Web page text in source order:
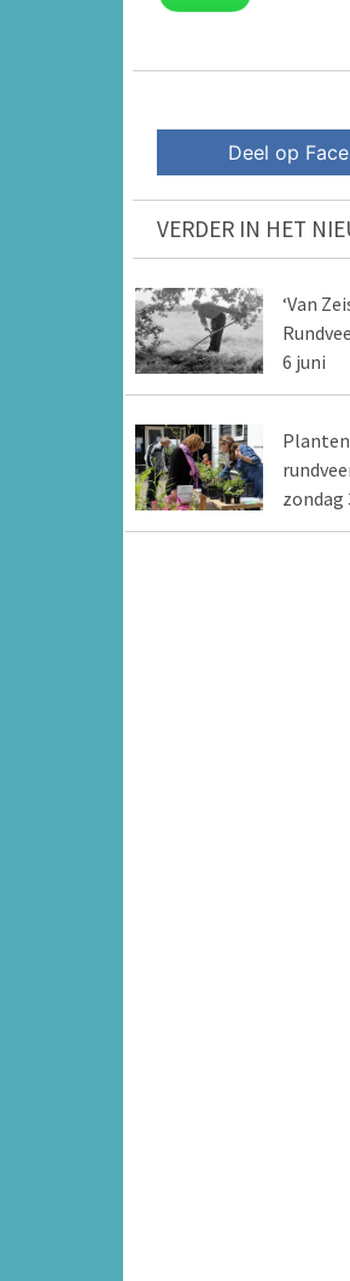
Deel op
VERDER IN HET
‘Van
6 juni
zondag